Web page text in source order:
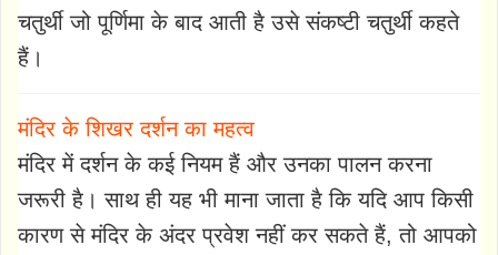
चतुर्थी जो पूर्णिमा के बाद आती है उसे संकष्टी चतुर्थी कहते
हैं।
मंदिर के शिखर दर्शन का महत्व
मंदिर में दर्शन के कई नियम हैं और उनका पालन करना
जरूरी है। साथ ही यह भी माना जाता है कि यदि आप किसी
कारण से मंदिर के अंदर प्रवेश नहीं कर सकते हैं, तो आपको